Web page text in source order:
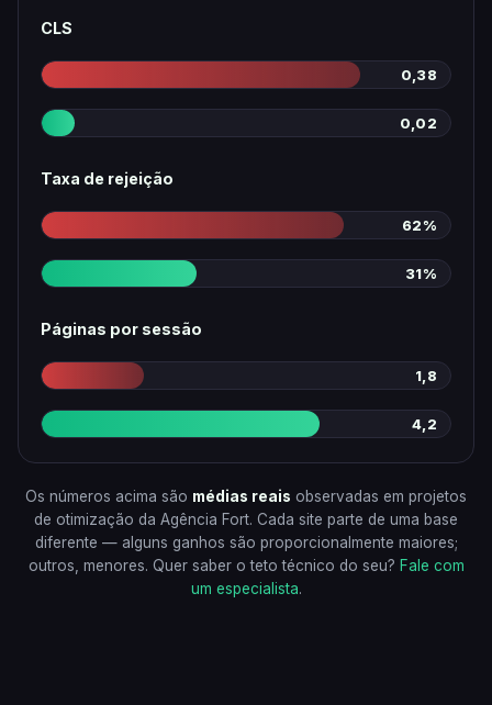
CLS
0,38
0,02
Taxa de rejeição
62%
31%
Páginas por sessão
1,8
4,2
Os números acima são médias reais observadas em projetos
de otimização da Agência Fort. Cada site parte de uma base
diferente — alguns ganhos são proporcionalmente maiores;
outros, menores. Quer saber o teto técnico do seu? Fale com
um especialista.